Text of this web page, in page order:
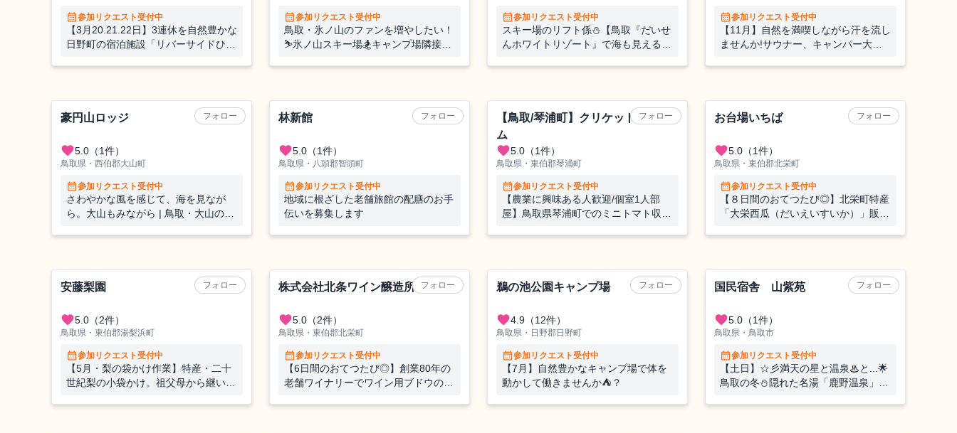
calendar_month参加リクエスト受付中
【3月20.21.22日】3連休を自然豊かな
日野町の宿泊施設「リバーサイドひ
calendar_month参加リクエスト受付中
鳥取・氷ノ山のファンを増やしたい！
⛷氷ノ山スキー場🏂キャンプ場隣接の
方限定
calendar_month参加リクエスト受付中
スキー場のリフト係⛄【鳥取『だいせ
んホワイトリゾート』で海も見える絶
題！
calendar_month参加リクエスト受付中
【11月】自然を満喫しながら汗を流し
ませんか!サウナー、キャンパー大歓
フォロー
豪円山ロッジ
favorite5.0 （1件）
鳥取県・西伯郡大山町
calendar_month参加リクエスト受付中
さわやかな風を感じて、海を見なが
ら。大山もみながら | 鳥取・大山のジ
フォロー
林新館
favorite5.0 （1件）
鳥取県・八頭郡智頭町
calendar_month参加リクエスト受付中
地域に根ざした老舗旅館の配膳のお手
伝いを募集します
フォロー
【鳥取/琴浦町】クリケットファー
ム
favorite5.0 （1件）
鳥取県・東伯郡琴浦町
calendar_month参加リクエスト受付中
【農業に興味ある人歓迎/個室1人部
屋】鳥取県琴浦町でのミニトマト収穫
フォロー
お台場いちば
favorite5.0 （1件）
鳥取県・東伯郡北栄町
calendar_month参加リクエスト受付中
【８日間のおてつたび◎】北栄町特産
「大栄西瓜（だいえいすいか）」販売
フォロー
安藤梨園
favorite5.0 （2件）
鳥取県・東伯郡湯梨浜町
calendar_month参加リクエスト受付中
【5月・梨の袋かけ作業】特産・二十
世紀梨の小袋かけ。祖父母から継いだ
フォロー
株式会社北条ワイン醸造所
favorite5.0 （2件）
鳥取県・東伯郡北栄町
calendar_month参加リクエスト受付中
【6日間のおてつたび◎】創業80年の
老舗ワイナリーでワイン用ブドウの収
フォロー
鵜の池公園キャンプ場
favorite4.9 （12件）
鳥取県・日野郡日野町
calendar_month参加リクエスト受付中
【7月】自然豊かなキャンプ場で体を
動かして働きませんか⛺？
フォロー
国民宿舎 山紫苑
favorite5.0 （1件）
鳥取県・鳥取市
calendar_month参加リクエスト受付中
【土日】☆彡満天の星と温泉♨と...🌟
鳥取の冬⛄隠れた名湯「鹿野温泉」で